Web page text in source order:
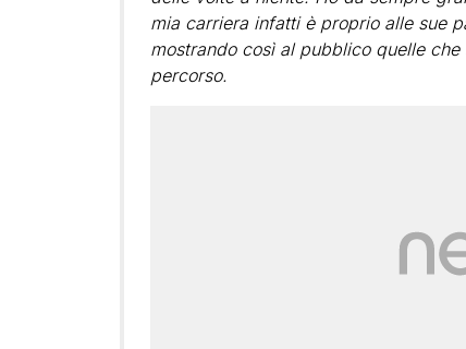
mia carriera infatti è proprio alle sue
mostrando così al pubblico quelle
percorso.